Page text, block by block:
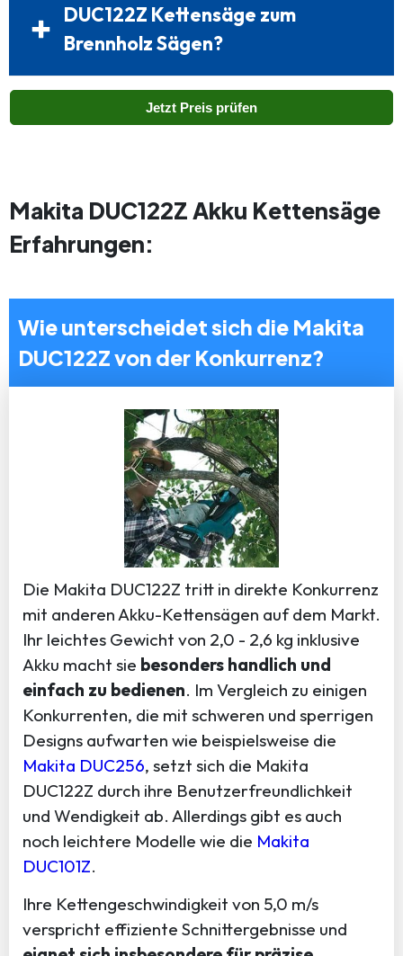
DUC122Z Kettensäge zum
Brennholz Sägen?
Jetzt Preis prüfen
Makita DUC122Z Akku Kettensäge
Erfahrungen:
Wie unterscheidet sich die Makita
DUC122Z von der Konkurrenz?
Die Makita DUC122Z tritt in direkte Konkurrenz
mit anderen Akku-Kettensägen auf dem Markt.
Ihr leichtes Gewicht von 2,0 - 2,6 kg inklusive
Akku macht sie besonders handlich und
einfach zu bedienen. Im Vergleich zu einigen
Konkurrenten, die mit schweren und sperrigen
Designs aufwarten wie beispielsweise die
Makita DUC256, setzt sich die Makita
DUC122Z durch ihre Benutzerfreundlichkeit
und Wendigkeit ab. Allerdings gibt es auch
noch leichtere Modelle wie die Makita
DUC101Z.
Ihre Kettengeschwindigkeit von 5,0 m/s
verspricht effiziente Schnittergebnisse und